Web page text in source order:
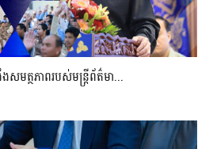
សមត្ថភាពរបស់មន្ត្រីព័ត៌មា...